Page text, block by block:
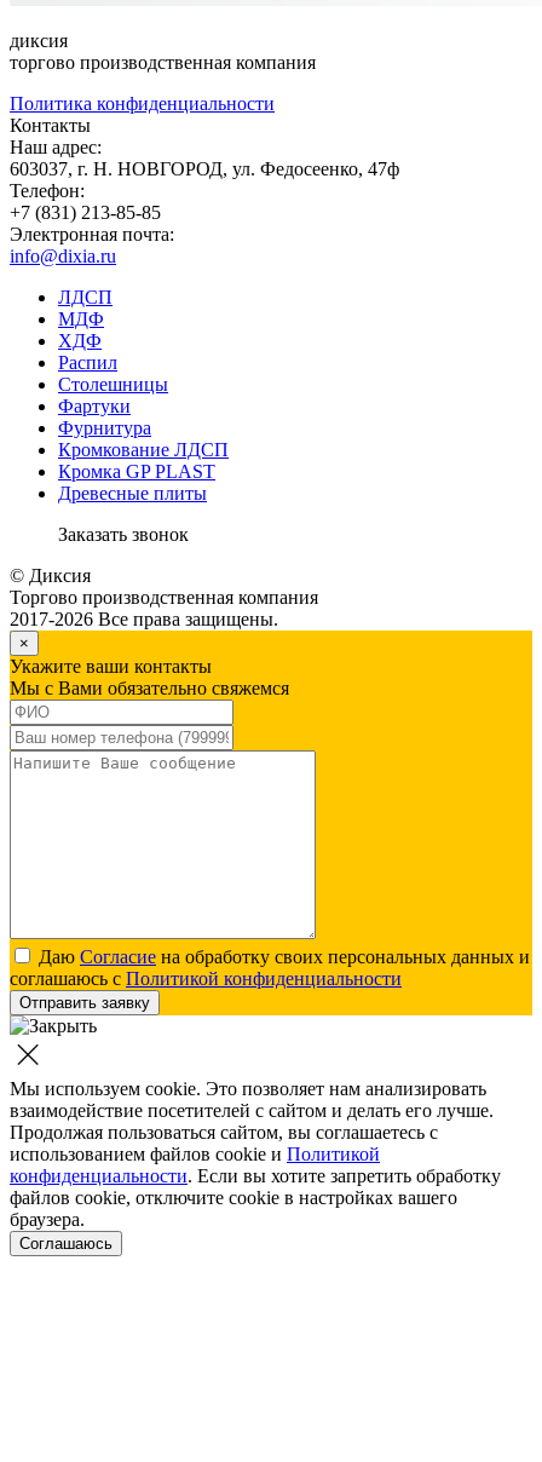
диксия
торгово производственная компания
Политика конфиденциальности
Контакты
Наш адрес:
603037, г. Н. НОВГОРОД, ул. Федосеенко, 47ф
Телефон:
+7 (831) 213-85-85
Электронная почта:
info@dixia.ru
ЛДСП
МДФ
ХДФ
Распил
Столешницы
Фартуки
Фурнитура
Кромкование ЛДСП
Кромка GP PLAST
Древесные плиты
Заказать звонок
© Диксия
Торгово производственная компания
2017-2026 Все права защищены.
×
Укажите ваши контакты
Мы с Вами обязательно свяжемся
Даю Согласие на обработку своих персональных данных и
соглашаюсь с Политикой конфиденциальности
Отправить заявку
Мы используем cookie. Это позволяет нам анализировать
взаимодействие посетителей с сайтом и делать его лучше.
Продолжая пользоваться сайтом, вы соглашаетесь с
использованием файлов cookie и Политикой
конфиденциальности. Если вы хотите запретить обработку
файлов cookie, отключите cookie в настройках вашего
браузера.
Соглашаюсь